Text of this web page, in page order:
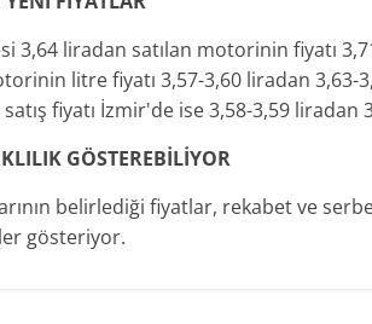
3,64 liradan satılan motorinin fiyatı
litre fiyatı 3,57-3,60 liradan 3,63-
fiyatı İzmir'de ise 3,58-3,59 liradan
GÖSTEREBİLİYOR
belirlediği fiyatlar, rekabet ve
gösteriyor.